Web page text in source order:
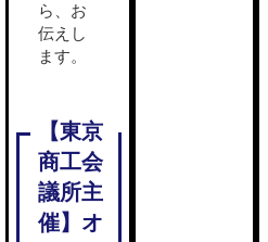
ら、お
伝えし
ます。
東京商
工会議